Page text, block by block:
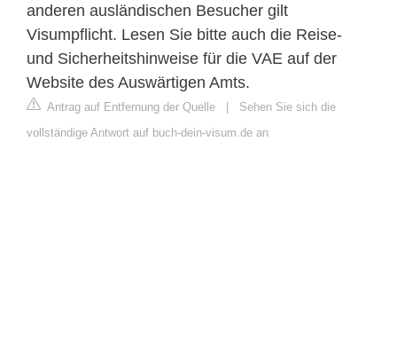
anderen ausländischen Besucher gilt
Visumpflicht. Lesen Sie bitte auch die Reise-
und Sicherheitshinweise für die VAE auf der
Website des Auswärtigen Amts.
Antrag auf Entfernung der Quelle | Sehen Sie sich die
vollständige Antwort auf buch-dein-visum.de an